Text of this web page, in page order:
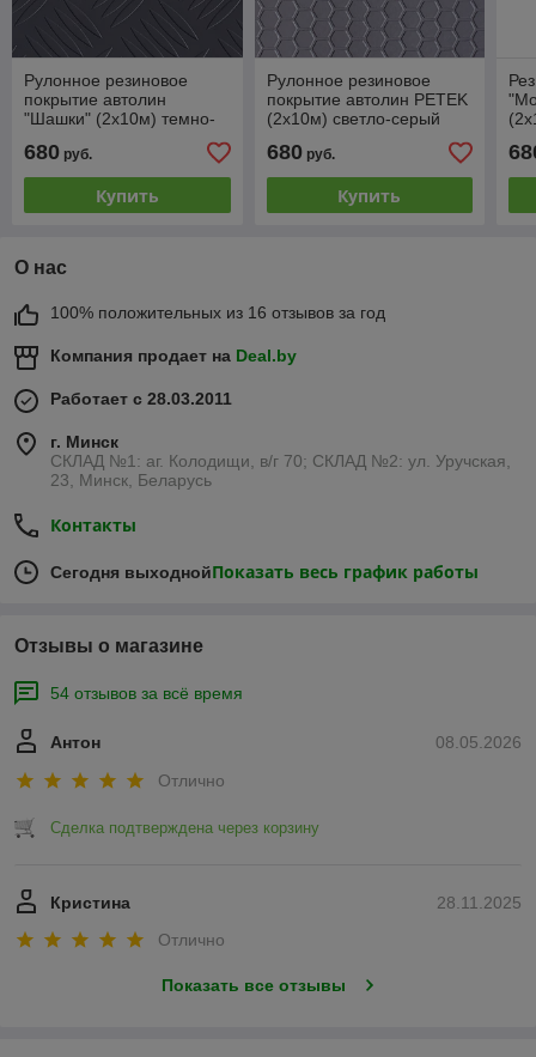
Рулонное резиновое
покрытие автолин
"Шашки" (2х10м) темно-
680 руб.
Купить
Рулонное резиновое
покрытие автолин PETEK
(2х10м) светло-серый
680руб.
Купить
О нас
100% положительных из 16 отзывов за год
Компания продает на Deal.by
Работает с 28.03.2011
г. Минск
СКЛАД №1: аг. Колодищи, в/г 70; СКЛАД №2: ул. Уручская,
23, Минск, Беларусь
Контакты
Сегодня выходнойПоказать весь график работы
Отзывы о магазине
54 отзывов за всё время
08.05.2026
Антон
Отлично
Сделка подтверждена через корзину
28.11.2025
Кристина
Отлично
Показать все отзывы